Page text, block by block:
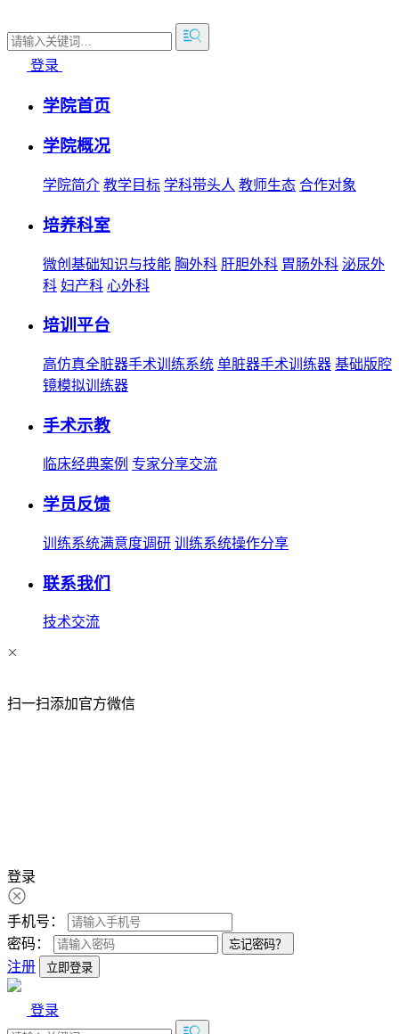
登录
学院首页
学院概况
学院简介 教学目标 学科带头人 教师生态 合作对象
培养科室
微创基础知识与技能 胸外科 肝胆外科 胃肠外科 泌尿外
科 妇产科 心外科
培训平台
高仿真全脏器手术训练系统 单脏器手术训练器 基础版腔
镜模拟训练器
手术示教
临床经典案例 专家分享交流
学员反馈
训练系统满意度调研 训练系统操作分享
联系我们
技术交流
扫一扫添加官方微信
登录
手机号：
密码：
忘记密码？
注册 立即登录
登录